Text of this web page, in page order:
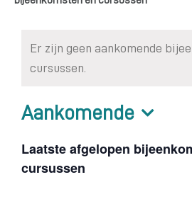
Er zijn geen aankomende
cursussen.
Aankomende
een
datum.
Laatste afgelopen
cursussen